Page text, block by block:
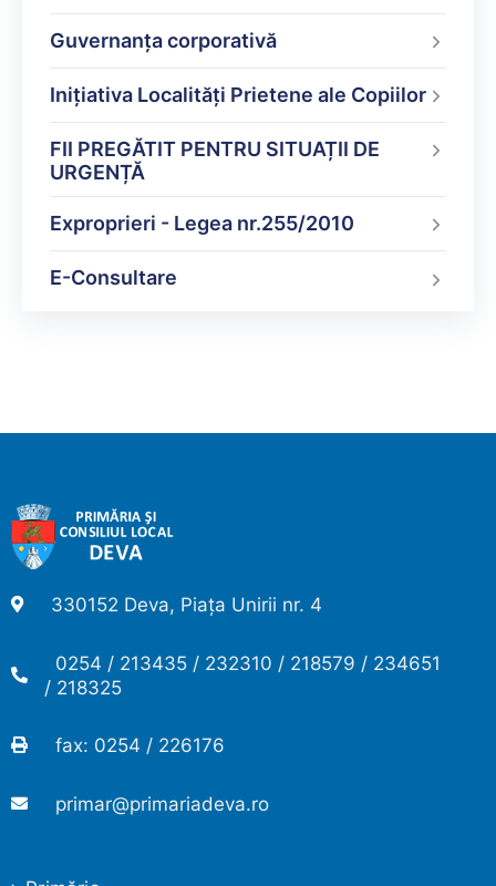
Guvernanța corporativă
Inițiativa Localități Prietene ale Copiilor
FII PREGĂTIT PENTRU SITUAȚII DE
URGENȚĂ
Exproprieri - Legea nr.255/2010
E-Consultare
330152 Deva, Piața Unirii nr. 4
0254 / 213435 / 232310 / 218579 / 234651
/ 218325
fax: 0254 / 226176
primar@primariadeva.ro